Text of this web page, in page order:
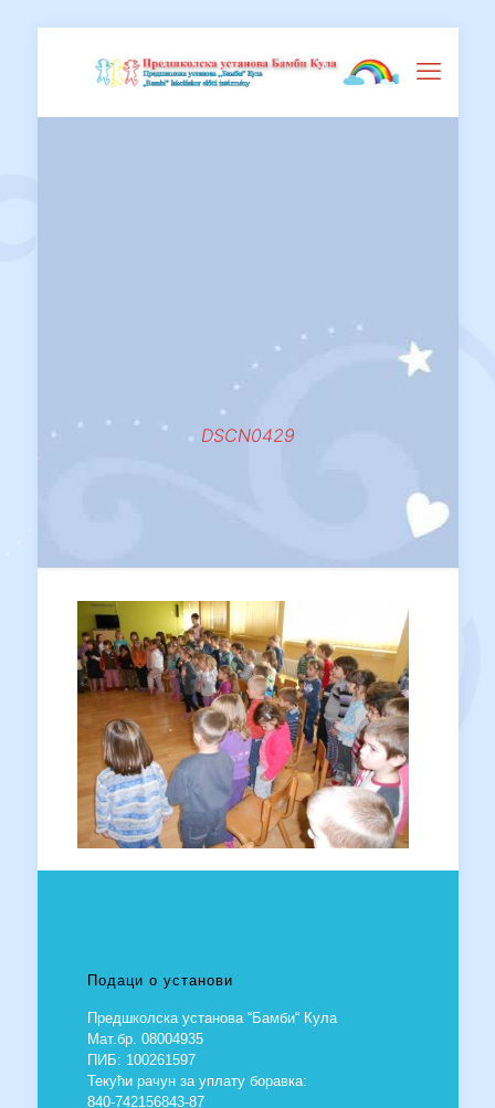
DSCN0429
Подаци о установи
Предшколска установа “Бамби“ Кула
Мат.бр. 08004935
ПИБ: 100261597
Текући рачун за уплату боравка:
840-742156843-87